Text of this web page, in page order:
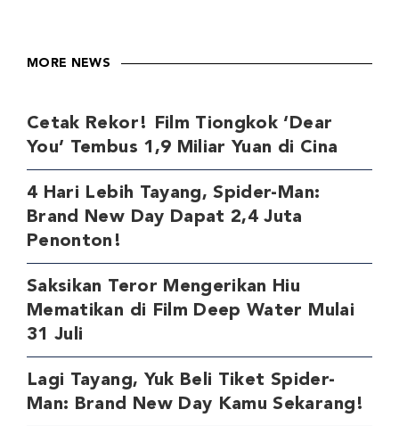
MORE NEWS
Cetak Rekor! Film Tiongkok ‘Dear
You’ Tembus 1,9 Miliar Yuan di Cina
4 Hari Lebih Tayang, Spider-Man:
Brand New Day Dapat 2,4 Juta
Penonton!
Saksikan Teror Mengerikan Hiu
Mematikan di Film Deep Water Mulai
31 Juli
Lagi Tayang, Yuk Beli Tiket Spider-
Man: Brand New Day Kamu Sekarang!